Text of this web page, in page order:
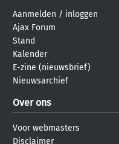
Aanmelden / inloggen
Ajax Forum
Stand
Kalender
E-zine (nieuwsbrief)
Nieuwsarchief
Over ons
Voor webmasters
Disclaimer